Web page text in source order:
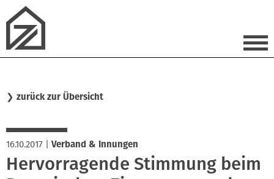
❯ zurück zur Übersicht
16.10.2017 Verband & Innungen
Hervorragende Stimmung beim